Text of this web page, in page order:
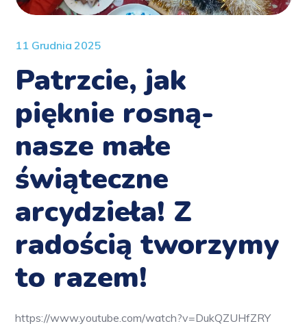
11 Grudnia 2025
Patrzcie, jak
pięknie rosną-
nasze małe
świąteczne
arcydzieła! Z
radością tworzymy
to razem!
https://www.youtube.com/watch?v=DukQZUHfZRY